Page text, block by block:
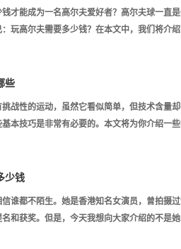
才能成为一名高尔夫爱好者？高尔夫球一直
玩高尔夫需要多少钱？在本文中，我们将介
些
战性的运动，虽然它看似简单，但技术含量
本技巧是非常有必要的。本文将为你介绍一
少钱
谁都不陌生。她是香港知名女演员，曾拍摄
和获奖。但是，今天我想向大家介绍的不是